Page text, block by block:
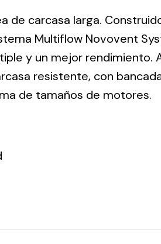
Solar lighting
de carcasa larga.
Multiflow Novovent
y un mejor rendimiento.
resistente, con
de tamaños de motores.